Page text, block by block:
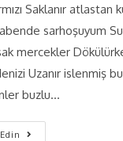
Saklanır atlastan
sarhoşuyum
mercekler
Uzanır islenmiş
buzlu…